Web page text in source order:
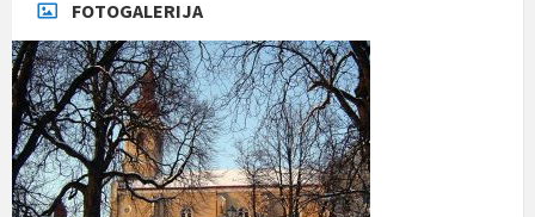
FOTOGALERIJA